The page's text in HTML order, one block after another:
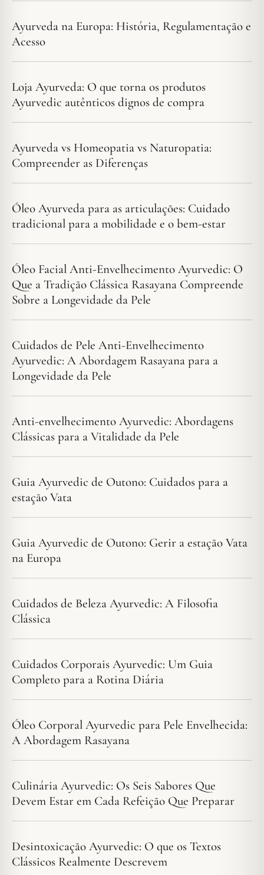
Ayurveda na Europa: História, Regulamentação e
Acesso
Loja Ayurveda: O que torna os produtos
Ayurvedic autênticos dignos de compra
Ayurveda vs Homeopatia vs Naturopatia:
Compreender as Diferenças
Óleo Ayurveda para as articulações: Cuidado
tradicional para a mobilidade e o bem-estar
Óleo Facial Anti-Envelhecimento Ayurvedic: O
Que a Tradição Clássica Rasayana Compreende
Sobre a Longevidade da Pele
Cuidados de Pele Anti-Envelhecimento
Ayurvedic: A Abordagem Rasayana para a
Longevidade da Pele
Anti-envelhecimento Ayurvedic: Abordagens
Clássicas para a Vitalidade da Pele
Guia Ayurvedic de Outono: Cuidados para a
estação Vata
Guia Ayurvedic de Outono: Gerir a estação Vata
na Europa
Cuidados de Beleza Ayurvedic: A Filosofia
Clássica
Cuidados Corporais Ayurvedic: Um Guia
Completo para a Rotina Diária
Óleo Corporal Ayurvedic para Pele Envelhecida:
A Abordagem Rasayana
Culinária Ayurvedic: Os Seis Sabores Que
Devem Estar em Cada Refeição Que Preparar
Desintoxicação Ayurvedic: O que os Textos
Clássicos Realmente Descrevem